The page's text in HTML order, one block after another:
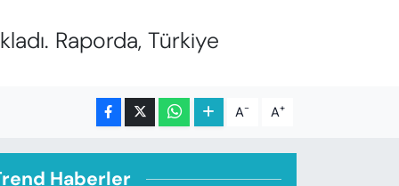
Raporda, Türkiye
A- A+
Haberler